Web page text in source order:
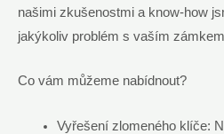
našimi zkušenostmi a know-how
jakýkoliv problém s vaším
Co vám můžeme nabídnout?
Vyřešení zlomeného klíče: